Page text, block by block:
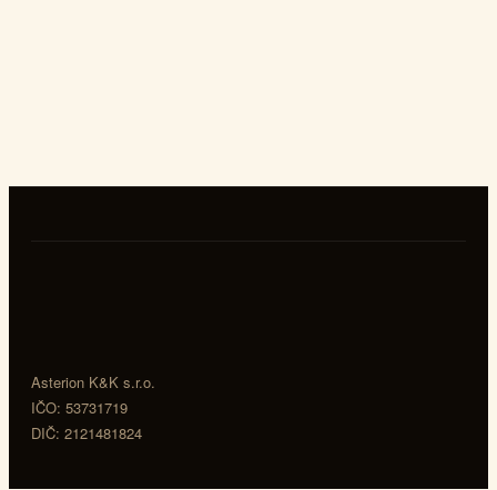
Asterion K&K s.r.o.
IČO: 53731719
DIČ: 2121481824